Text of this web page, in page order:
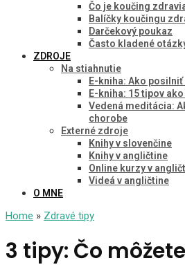
Čo je koučing
Balíčky koučingu
Darčekový poukaz
Často kladené
ZDROJE
Na stiahnutie
E-kniha: Ako
E-kniha: 15 tipov
Vedená meditácia:
chorobe
Externé zdroje
Knihy v slovenčine
Knihy v angličtine
Online kurzy v
Videá v angličtine
O MNE
Home » Zdravé tipy
3 tipy: Čo